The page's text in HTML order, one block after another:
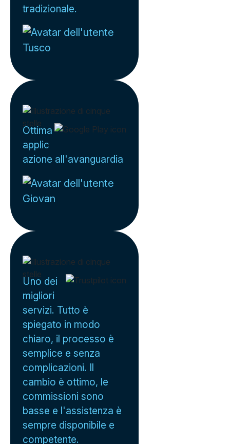
tradizionale.
Tusco
Ottima
applic
azione all'avanguardia
Giovan
Uno dei
migliori
servizi. Tutto è
spiegato in modo
chiaro, il processo è
semplice e senza
complicazioni. Il
cambio è ottimo, le
commissioni sono
basse e l'assistenza è
sempre disponibile e
competente.